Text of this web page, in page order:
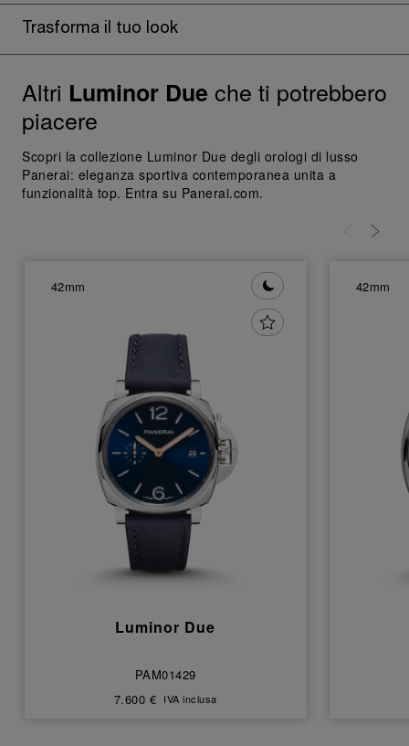
Trasforma il tuo look
Altri Luminor Due che ti potrebbero
piacere
Scopri la collezione Luminor Due degli orologi di lusso
Panerai: eleganza sportiva contemporanea unita a
funzionalità top. Entra su Panerai.com.
42mm
Luminor Due
PAM01429
7.600 € IVA inclusa
42mm